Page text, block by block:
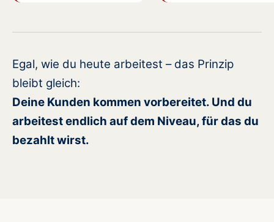
Egal, wie du heute arbeitest – das Prinzip
bleibt gleich:
Deine Kunden kommen vorbereitet. Und du
arbeitest endlich auf dem Niveau, für das du
bezahlt wirst.